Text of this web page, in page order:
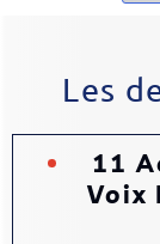
Les
11
Voix